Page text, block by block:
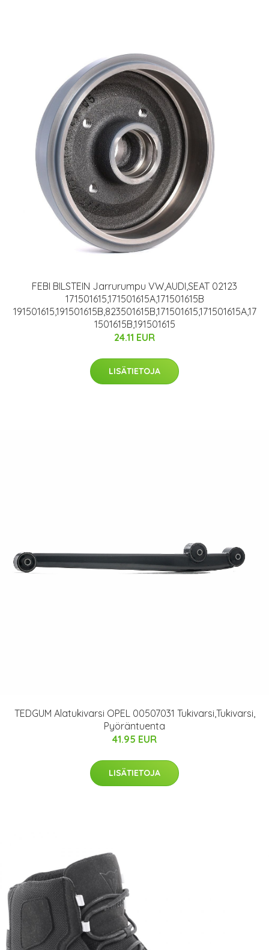
FEBI BILSTEIN Jarrurumpu VW,AUDI,SEAT 02123
171501615,171501615A,171501615B
191501615,191501615B,823501615B,171501615,171501615A,17
1501615B,191501615
24.11 EUR
LISÄTIETOJA
TEDGUM Alatukivarsi OPEL 00507031 Tukivarsi,Tukivarsi,
Pyöräntuenta
41.95 EUR
LISÄTIETOJA